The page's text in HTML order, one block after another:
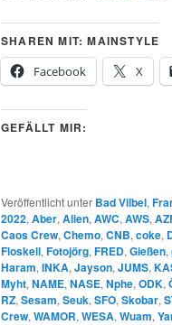
SHAREN MIT: MAINSTYLE
Facebook
X
GEFÄLLT MIR:
Veröffentlicht unter Bad Vilbel,
2022, Aber, Alien, AWC, AWS,
Caos Crew, Chemo, CNB, coke,
Floskell, Fotojörg, FRED, Gießen,
Haram, INKA, Jayson, JUMS,
Myht, NAME, NASE, Nphe, ODK,
RZ, Sesam, Seuk, SFO, Skobar,
Crew, WAMOR, WESA, Wuam,